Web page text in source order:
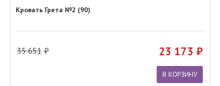
Кровать Грета №2 (90)
35 651 23 173
В КОРЗИНУ